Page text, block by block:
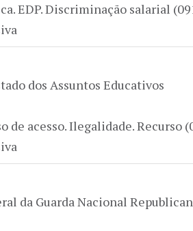
EDP. Discriminação salarial
dos Assuntos Educativos
de acesso. Ilegalidade. Recurso
da Guarda Nacional